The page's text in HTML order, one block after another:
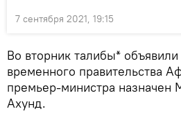
7 сентября 2021, 19:15
Во вторник талибы*
временного правительства
премьер-министра назначен
Ахунд.